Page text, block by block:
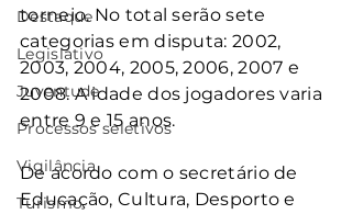
Destaque
Legislativo
Juventude
Processos seletivos
Vigilância
Turismo
torneio. No total serão sete
categorias em disputa: 2002,
2003, 2004, 2005, 2006, 2007 e
2008. A idade dos jogadores varia
entre 9 e 15 anos.
De acordo com o secretário de
Educação, Cultura, Desporto e